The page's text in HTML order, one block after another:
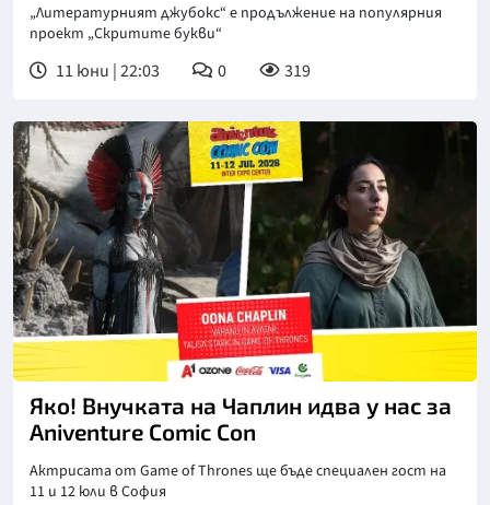
„Литературният джубокс“ е продължение на популярния
проект „Скритите букви“
11 юни | 22:03 0 319
Яко! Внучката на Чаплин идва у нас за
Aniventure Comic Con
Актрисата от Game of Thrones ще бъде специален гост на
11 и 12 юли в София